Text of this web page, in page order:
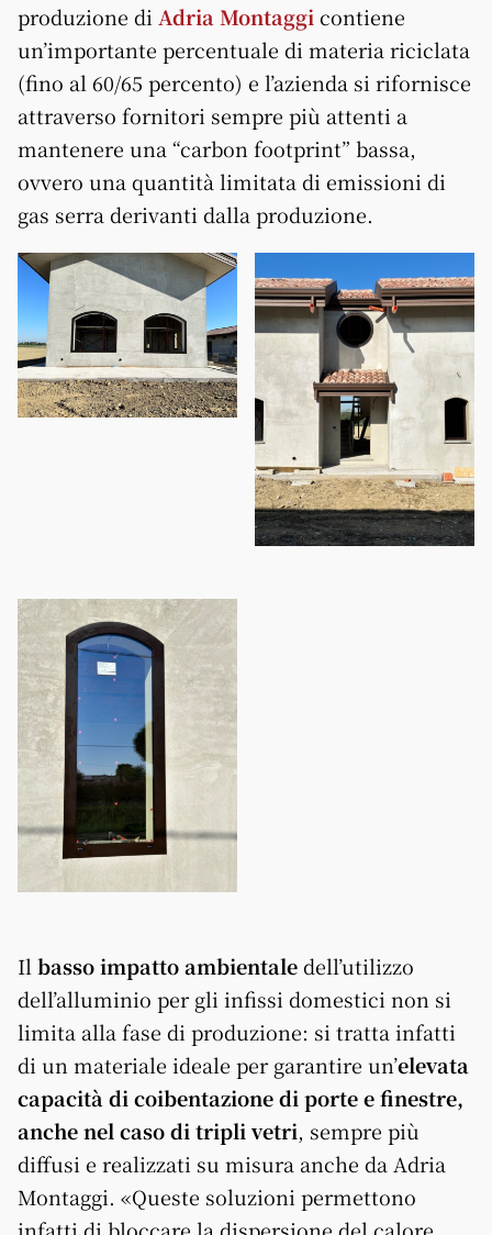
produzione diAdria Montaggicontiene
un’importante percentuale di materia riciclata
(fino al 60/65 percento) e l’azienda si rifornisce
attraverso fornitori sempre più attenti a
mantenere una “carbon footprint” bassa,
ovvero una quantità limitata di emissioni di
gas serra derivanti dalla produzione.
Il basso impatto ambientaledell’utilizzo
dell’alluminio per gli infissi domestici non si
limita alla fase di produzione: si tratta infatti
di un materiale ideale per garantire un’elevata
capacità di coibentazione di porte e finestre,
anche nel caso di tripli vetri, sempre più
diffusi e realizzati su misura anche da Adria
Montaggi. «Queste soluzioni permettono
infatti di bloccare la dispersione del calore